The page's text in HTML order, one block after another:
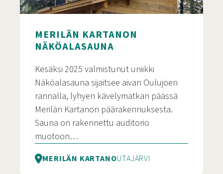
MERILÄN KARTANON
NÄKÖALASAUNA
Kesäksi 2025 valmistunut uniikki
Näköalasauna sijaitsee aivan Oulujoen
rannalla, lyhyen kävelymatkan päässä
Merilän Kartanon päärakennuksesta.
Sauna on rakennettu auditorio
muotoon…
MERILÄN KARTANOUTAJÄRVI